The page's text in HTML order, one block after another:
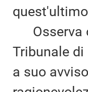
Osserva
Tribunale
a suo